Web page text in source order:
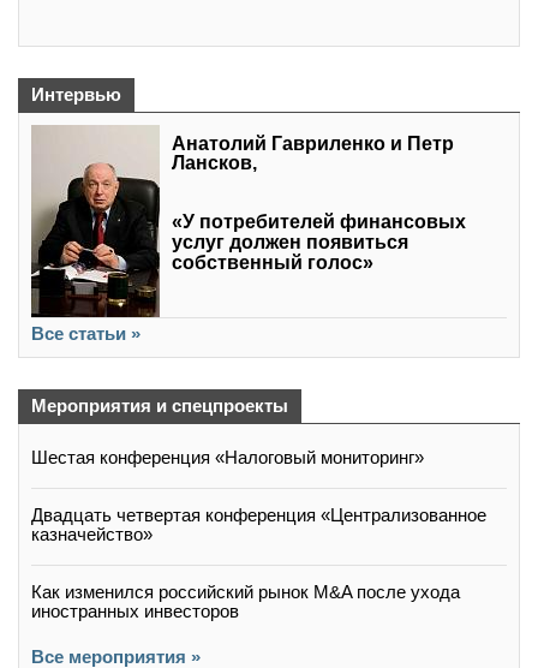
Интервью
Анатолий Гавриленко и Петр
Лансков,
«У потребителей финансовых
услуг должен появиться
собственный голос»
Все статьи »
Мероприятия и спецпроекты
Шестая конференция «Налоговый мониторинг»
Двадцать четвертая конференция «Централизованное
казначейство»
Как изменился российский рынок M&A после ухода
иностранных инвесторов
Все мероприятия »